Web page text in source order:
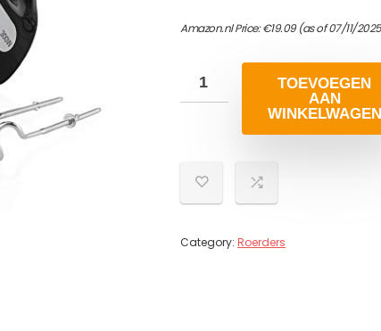
Amazon.nl Price:€19.09(as of 07/11/
TOEVOEGEN
AAN
WINKELWAGEN
Category: Roerders